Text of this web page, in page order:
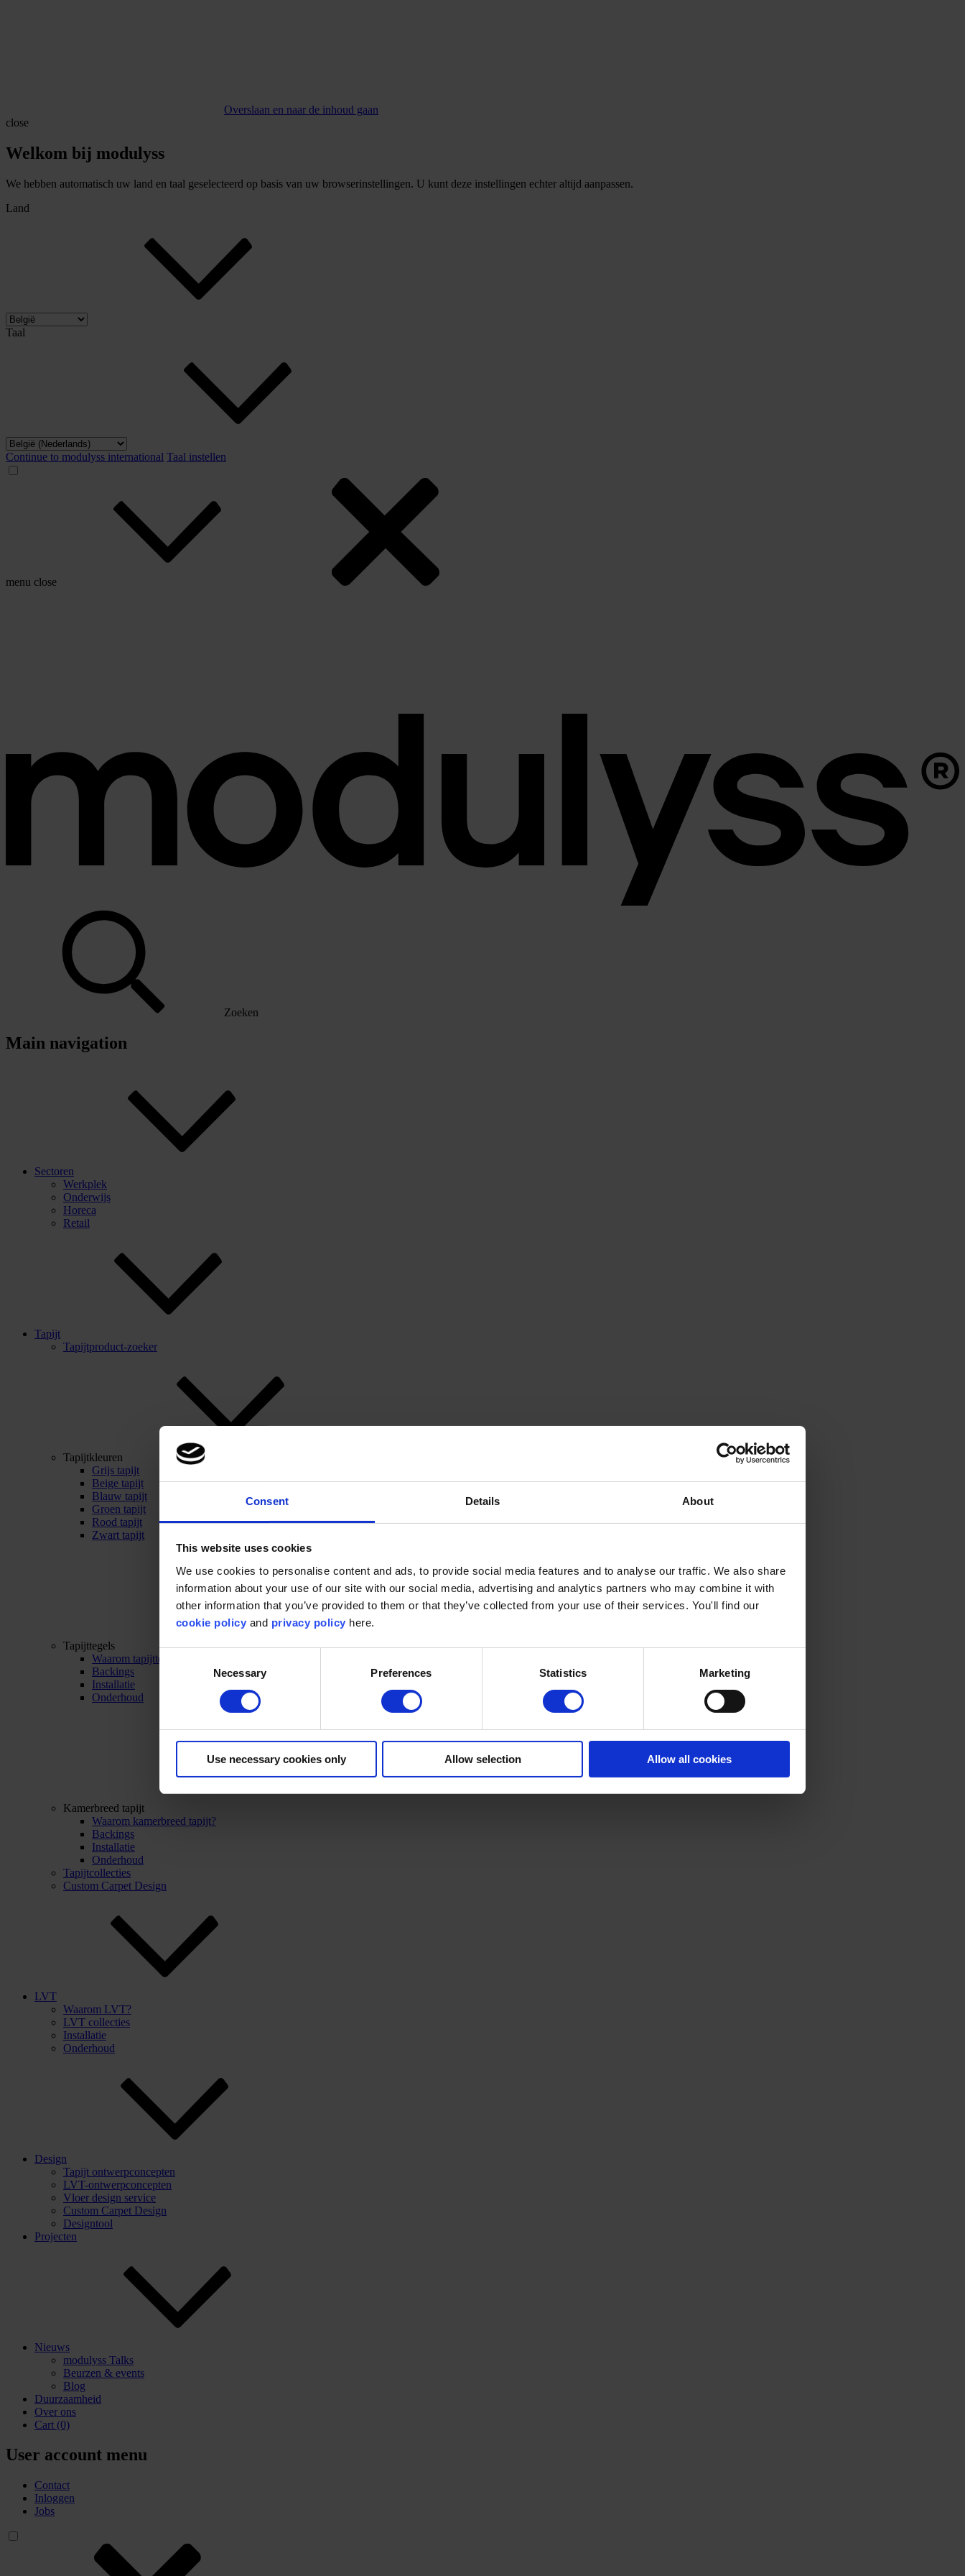
Consent Details About
This website uses cookies
We use cookies to personalise content and ads, to provide social media features and to analyse our traffic. We also share
information about your use of our site with our social media, advertising and analytics partners who may combine it with
other information that you’ve provided to them or that they’ve collected from your use of their services. You'll find our
cookie policy and privacy policy here.
Consent
Necessary Preferences Statistics Marketing
Use necessary cookies only Allow selection Allow all cookies
Overslaan en naar de inhoud gaan
close
Welkom bij modulyss
We hebben automatisch uw land en taal geselecteerd op basis van uw browserinstellingen. U kunt deze instellingen echter altijd aanpassen.
Land
Taal
Continue to modulyss international Taal instellen
menu close
Zoeken
Main navigation
Sectoren
Werkplek
Onderwijs
Horeca
Retail
Tapijt
Tapijtproduct-zoeker
Tapijtkleuren
Grijs tapijt
Beige tapijt
Blauw tapijt
Groen tapijt
Rood tapijt
Zwart tapijt
Tapijttegels
Waarom tapijttegels?
Backings
Installatie
Onderhoud
Kamerbreed tapijt
Waarom kamerbreed tapijt?
Backings
Installatie
Onderhoud
Tapijtcollecties
Custom Carpet Design
LVT
Waarom LVT?
LVT collecties
Installatie
Onderhoud
Design
Tapijt ontwerpconcepten
LVT-ontwerpconcepten
Vloer design service
Custom Carpet Design
Designtool
Projecten
Nieuws
modulyss Talks
Beurzen & events
Blog
Duurzaamheid
Over ons
Cart (0)
User account menu
Contact
Inloggen
Jobs